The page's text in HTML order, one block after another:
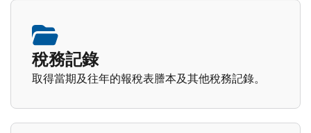
稅務記錄
取得當期及往年的報稅表謄本及其他稅務記錄。